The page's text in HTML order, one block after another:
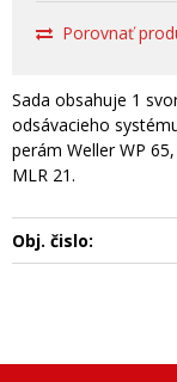
Porovnať
Sada obsahuje 1
odsávacieho
perám Weller WP
MLR 21.
Obj. čislo: